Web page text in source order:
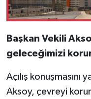
Başkan Vekili
geleceğimizi
Açılış konuşmasını
Aksoy, çevreyi